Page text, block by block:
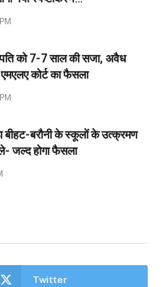
पति को 7-7 साल की सजा, अवैध
कोर्ट का फैसला
बीहट-बरौनी के स्कूलों के उत्क्रमण
जल्द होगा फैसला
Twitter